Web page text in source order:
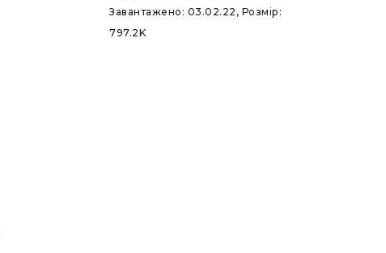
Завантажено: 03.02.22, Розмір:
797.2K